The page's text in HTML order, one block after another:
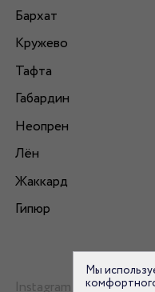
Бархат
Кружево
Тафта
Габардин
Неопрен
Лён
Жаккард
Гипюр
Instagram
Мы